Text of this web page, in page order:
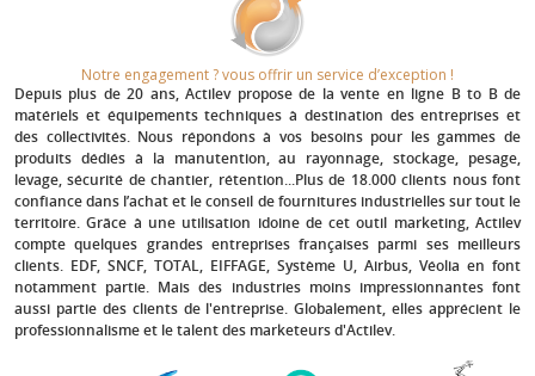
Notre engagement ? vous offrir un service d’exception !​
Depuis plus de 20 ans, Actilev propose de la vente en ligne B to B de
matériels et équipements techniques à destination des entreprises et
des collectivités. Nous répondons à vos besoins pour les gammes de
produits dédiés à la manutention, au rayonnage, stockage, pesage,
levage, sécurité de chantier, rétention...Plus de 18.000 clients nous font
confiance dans l’achat et le conseil de fournitures industrielles sur tout le
territoire. Grâce à une utilisation idoine de cet outil marketing, Actilev
compte quelques grandes entreprises françaises parmi ses meilleurs
clients. EDF, SNCF, TOTAL, EIFFAGE, Système U, Airbus, Véolia en font
notamment partie. Mais des industries moins impressionnantes font
aussi partie des clients de l'entreprise. Globalement, elles apprécient le
professionnalisme et le talent des marketeurs d'Actilev.